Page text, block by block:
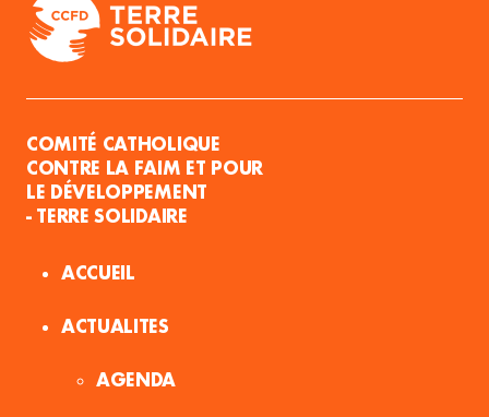
COMITÉ CATHOLIQUE
CONTRE LA FAIM ET POUR
LE DÉVELOPPEMENT
- TERRE SOLIDAIRE
ACCUEIL
ACTUALITES
AGENDA